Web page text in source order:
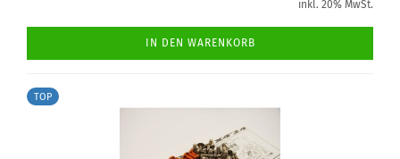
inkl. 20% MwSt.
IN DEN WARENKORB
TOP